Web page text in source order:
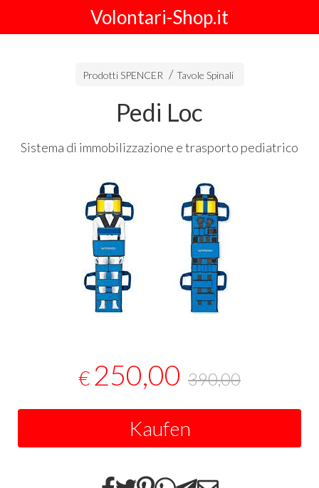
Volontari-Shop.it
Prodotti SPENCER Tavole Spinali
Pedi Loc
Sistema di immobilizzazione e trasporto pediatrico
€ 250,00 390,00
Kaufen